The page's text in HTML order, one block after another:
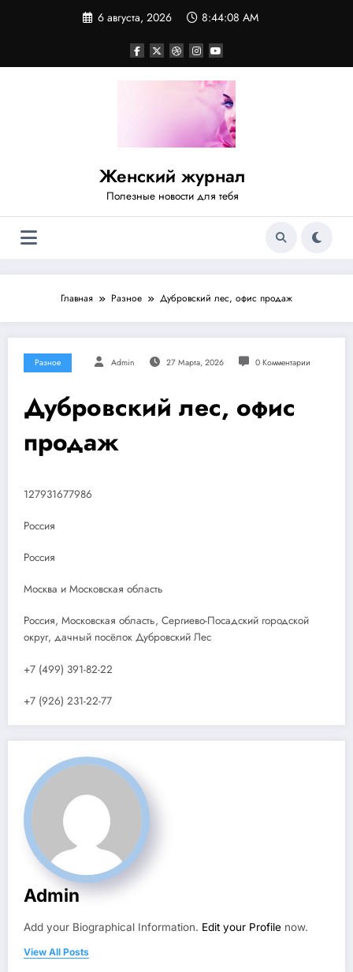
6 августа, 2026 8:44:08 AM
Женский журнал
Полезные новости для тебя
Главная Разное Дубровский лес, офис продаж
Разное Admin 27 Марта, 2026 0 Комментарии
Дубровский лес, офис
продаж
127931677986
Россия
Россия
Москва и Московская область
Россия, Московская область, Сергиево-Посадский городской
округ, дачный посёлок Дубровский Лес
+7 (499) 391-82-22
+7 (926) 231-22-77
Admin
Add your Biographical Information. Edit your Profile now.
View All Posts